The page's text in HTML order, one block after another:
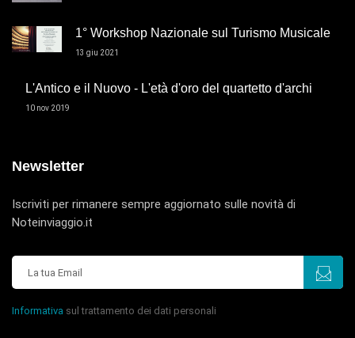
1° Workshop Nazionale sul Turismo Musicale
13 giu 2021
L'Antico e il Nuovo - L'età d'oro del quartetto d'archi
10 nov 2019
Newsletter
Iscriviti per rimanere sempre aggiornato sulle novità di
Noteinviaggio.it
Informativa sul trattamento dei dati personali